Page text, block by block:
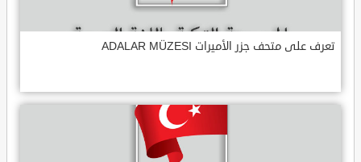
تعرف على متحف جزر الأميرات ADALAR MÜZESI